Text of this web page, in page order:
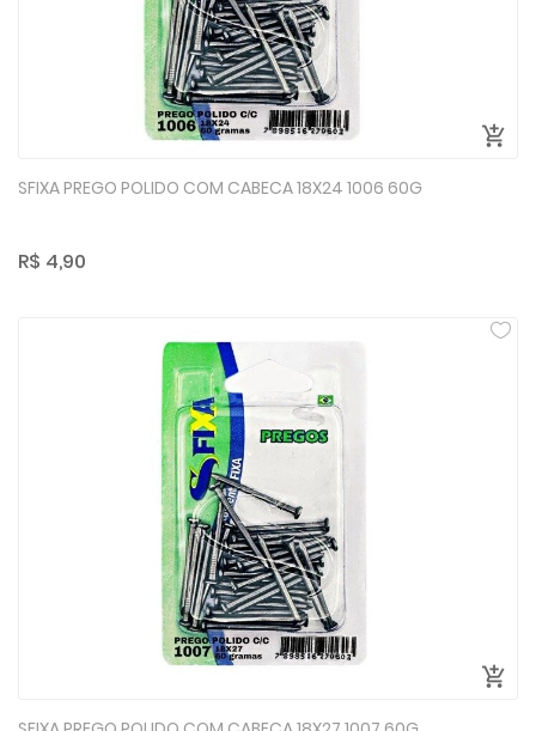
SFIXA PREGO POLIDO COM CABECA 18X24 1006 60G
R$ 4,90